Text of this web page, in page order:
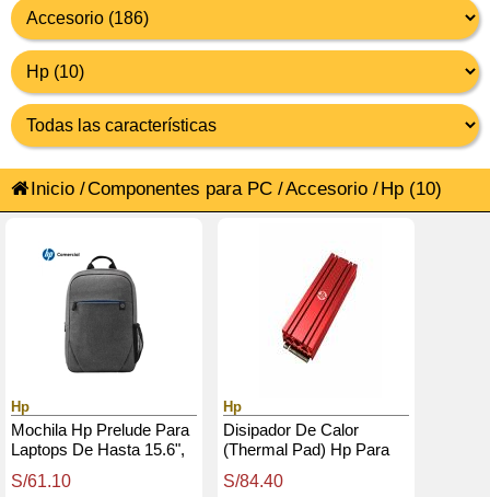
Inicio /Componentes para PC /Accesorio /Hp (10)
Hp
Mochila Hp Prelude Para
Laptops De Hasta 15.6",
S/61.10
Hp
Disipador De Calor
(Thermal Pad) Hp Para
S/84.40